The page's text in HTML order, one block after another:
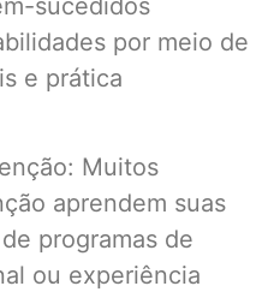
por meio de
e prática
Muitos
aprendem suas
programas de
ou experiência